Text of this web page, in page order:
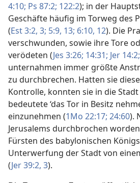
4:10; Ps 87:2; 122:2); in der
Geschäfte häufig im Torweg des
(Est 3:2, 3; 5:9, 13; 6:10, 12). Die
verschwunden, sowie ihre Tore
verödeten (Jes 3:26; 14:31; Jer 14:2;
unternahmen immer größte
zu durchbrechen. Hatten sie
Kontrolle, konnten sie in die
bedeutete ‘das Tor in Besitz
einzunehmen (1Mo 22:17; 24:60).
Jerusalems durchbrochen
Fürsten des babylonischen
Unterwerfung der Stadt von
(Jer 39:2, 3).